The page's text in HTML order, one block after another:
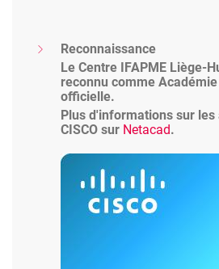
Reconnaissance
Le Centre IFAPME Liège-
reconnu comme Académie
officielle.
Plus d'informations sur les
CISCO sur Netacad.
Image